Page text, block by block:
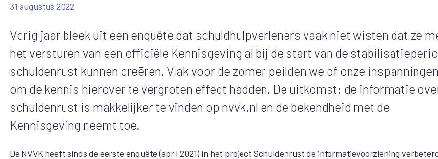
31 augustus 2022
Vorig jaar bleek uit een enquête dat schuldhulpverleners vaak niet wisten dat ze
het versturen van een officiële Kennisgeving al bij de start van de
schuldenrust kunnen creëren. Vlak voor de zomer peilden we of onze inspanningen
om de kennis hierover te vergroten effect hadden. De uitkomst: de informatie
schuldenrust is makkelijker te vinden op nvvk.nl en de bekendheid met de
Kennisgeving neemt toe.
De NVVK heeft sinds de eerste enquête (april 2021) in het project Schuldenrust de informatievoorziening